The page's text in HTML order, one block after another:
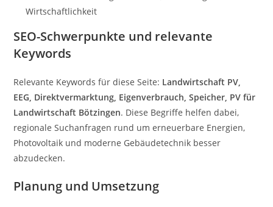
Wirtschaftlichkeit
SEO-Schwerpunkte und relevante
Keywords
Relevante Keywords für diese Seite: Landwirtschaft PV,
EEG, Direktvermarktung, Eigenverbrauch, Speicher, PV für
Landwirtschaft Bötzingen. Diese Begriffe helfen dabei,
regionale Suchanfragen rund um erneuerbare Energien,
Photovoltaik und moderne Gebäudetechnik besser
abzudecken.
Planung und Umsetzung